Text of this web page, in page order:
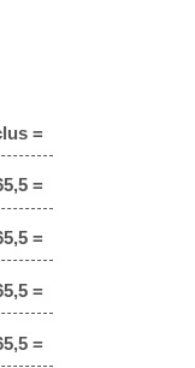
=
=
=
=
=